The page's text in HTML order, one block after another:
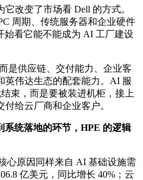
改变了市场看 Dell 的方式。
周期、传统服务器和企业硬件
始看它能不能成为 AI 工厂建设
是供应链、交付能力、企业客
英伟达生态的配套能力。AI 服
束，而是要被装进机柜，接上
给云厂商和企业客户。
系统落地的环节，HPE 的逻辑
心原因同样来自 AI 基础设施需
亿美元，同比增长 40%；云